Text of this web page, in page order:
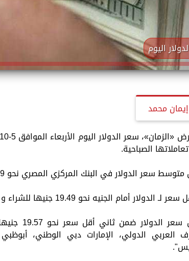
اليوم
إيمان محمد
الصباحية.
سعر الدولار في البنك المركزي المصري نحو 19.59 جنيها للشراء و 19.66 جنيها للبيع.
أمام الجنيه نحو 19.49 جنيها للشراء و 19.59 جنيها للبيع في بنك البركة
العربي الدولي، الإمارات دبي الوطني،